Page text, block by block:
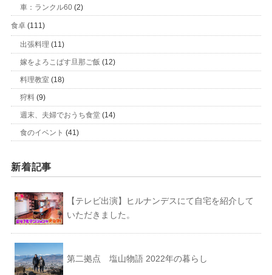
車：ランクル60(2)
食卓(111)
出張料理 (11)
嫁をよろこばす旦那ご飯 (12)
料理教室(18)
狩料(9)
週末、夫婦でおうち食堂(14)
食のイベント (41)
新着記事
【テレビ出演】ヒルナンデスにて自宅を紹介して
いただきました。
第二拠点 塩山物語 2022年の暮らし